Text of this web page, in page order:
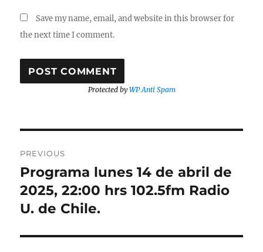
Save my name, email, and website in this browser for
the next time I comment.
Protected byWP Anti Spam
navigation
PREVIOUS
Previous
post:
Programa lunes 14 de abril de
2025, 22:00 hrs 102.5fm Radio
U. de Chile.